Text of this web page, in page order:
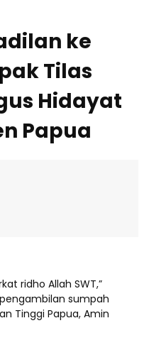
ke
Tilas
Hidayat
Papua
ridho Allah SWT,”
sumpah
Tinggi Papua, Amin